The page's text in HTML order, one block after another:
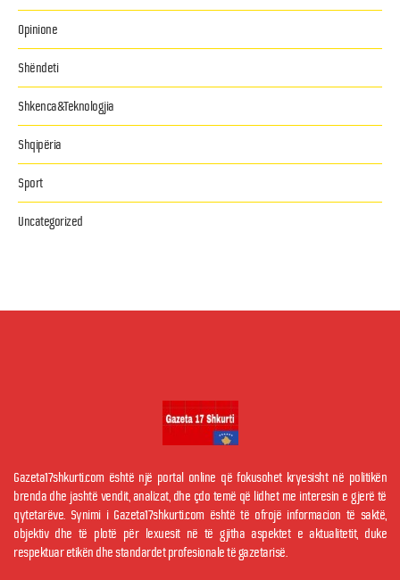
Opinione
Shëndeti
Shkenca&Teknologjia
Shqipëria
Sport
Uncategorized
Gazeta17shkurti.com është një portal online që fokusohet kryesisht në politikën
brenda dhe jashtë vendit, analizat, dhe çdo temë që lidhet me interesin e gjerë të
qytetarëve. Synimi i Gazeta17shkurti.com është të ofrojë informacion të saktë,
objektiv dhe të plotë për lexuesit në të gjitha aspektet e aktualitetit, duke
respektuar etikën dhe standardet profesionale të gazetarisë.